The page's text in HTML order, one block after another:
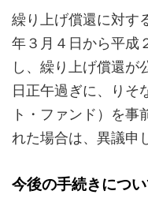
繰り上げ償還に対す
年３月４日から平成
し、繰り上げ償還が
日正午過ぎに、りそ
ト・ファンド）を事
れた場合は、異議申
今後の手続きにつ